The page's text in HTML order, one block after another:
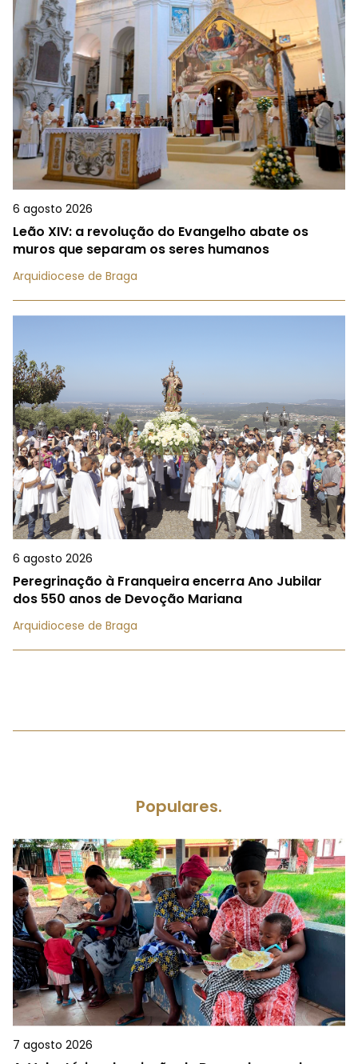
6 agosto 2026
Leão XIV: a revolução do Evangelho abate os
muros que separam os seres humanos
Arquidiocese de Braga
6 agosto 2026
Peregrinação à Franqueira encerra Ano Jubilar
dos 550 anos de Devoção Mariana
Arquidiocese de Braga
Populares.
7 agosto 2026